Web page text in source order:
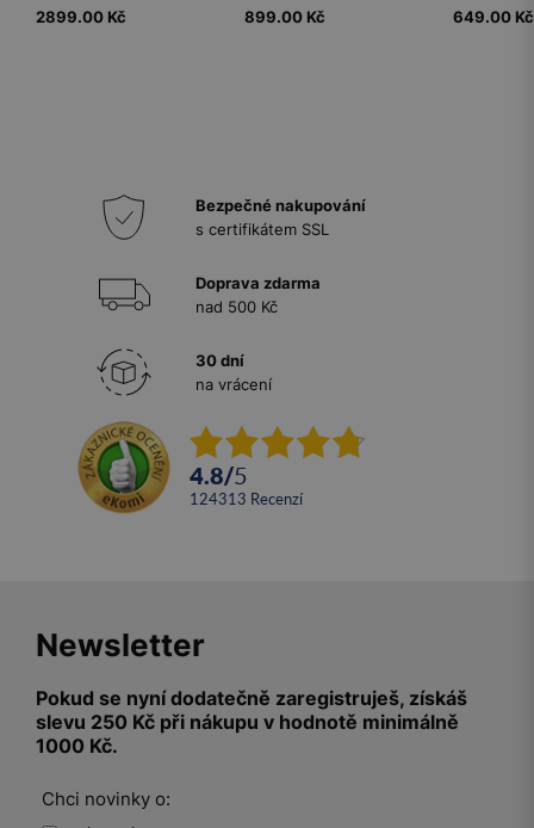
2899.00 Kč
899.00 Kč
649.00 Kč
Bezpečné nakupování
s certifikátem SSL
Doprava zdarma
nad 500 Kč
30 dní
na vrácení
4.8/5
124313 recenzí
Newsletter
Pokud se nyní dodatečně zaregistruješ, získáš
slevu 250 Kč při nákupu v hodnotě minimálně
1000 Kč.
Chci novinky o: